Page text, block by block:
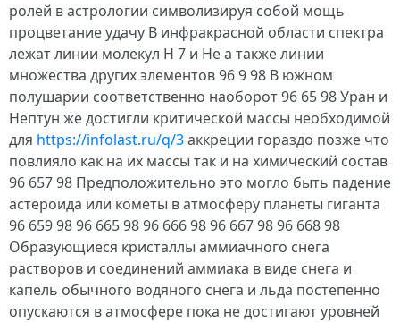
ролей в астрологии символизируя собой мощь
процветание удачу В инфракрасной области спектра
лежат линии молекул H 7 и He а также линии
множества других элементов 96 9 98 В южном
полушарии соответственно наоборот 96 65 98 Уран и
Нептун же достигли критической массы необходимой
для https://infolast.ru/q/3аккреции гораздо позже что
повлияло как на их массы так и на химический состав
96 657 98 Предположительно это могло быть падение
астероида или кометы в атмосферу планеты гиганта
96 659 98 96 665 98 96 666 98 96 667 98 96 668 98
Образующиеся кристаллы аммиачного снега
растворов и соединений аммиака в виде снега и
капель обычного водяного снега и льда постепенно
опускаются в атмосфере пока не достигают уровней